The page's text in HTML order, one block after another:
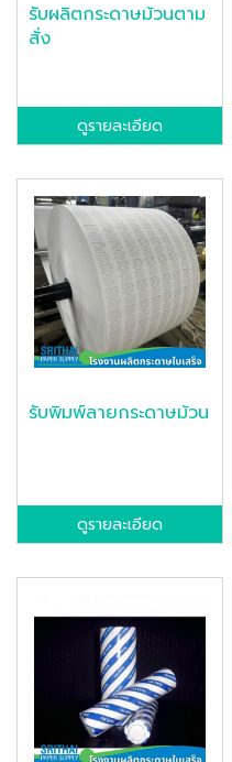
รับผลิตกระดาษม้วนตาม
สั่ง
ดูรายละเอียด
รับพิมพ์ลายกระดาษม้วน
ดูรายละเอียด